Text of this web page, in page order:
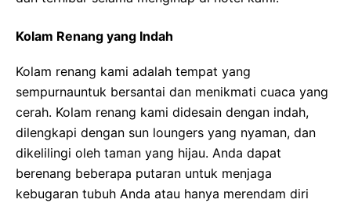
Kolam Renang yang Indah
Kolam renang kami adalah tempat yang
sempurnauntuk bersantai dan menikmati cuaca yang
cerah. Kolam renang kami didesain dengan indah,
dilengkapi dengan sun loungers yang nyaman, dan
dikelilingi oleh taman yang hijau. Anda dapat
berenang beberapa putaran untuk menjaga
kebugaran tubuh Anda atau hanya merendam diri